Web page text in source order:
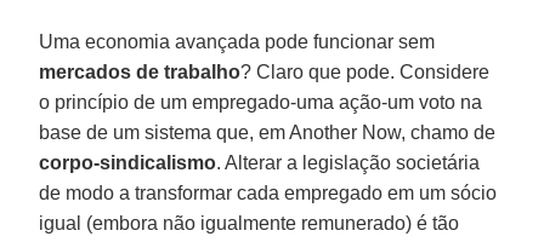
Uma economia avançada pode funcionar sem
mercados de trabalho? Claro que pode. Considere
o princípio de um empregado-uma ação-um voto na
base de um sistema que, em Another Now, chamo de
corpo-sindicalismo. Alterar a legislação societária
de modo a transformar cada empregado em um sócio
igual (embora não igualmente remunerado) é tão